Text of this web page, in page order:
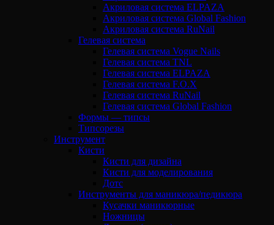
Акриловая система ELPAZA
Акриловая система Global Fashion
Акриловая система RuNail
Гелевая система
Гелевая система Vogue Nails
Гелевая система TNL
Гелевая система ELPAZA
Гелевая система F.O.X
Гелевая система RuNail
Гелевая система Global Fashion
Формы — типсы
Типсорезы
Инструмент
Кисти
Кисти для дизайна
Кисти для моделирования
Дотс
Инструменты для маникюра/педикюра
Кусачки маникюрные
Ножницы